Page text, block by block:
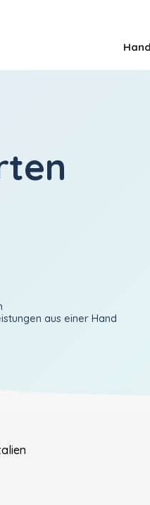
aus einer Hand